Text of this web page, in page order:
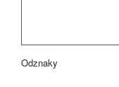
Odznaky